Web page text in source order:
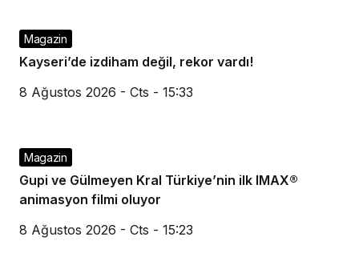
Magazin
Kayseri’de izdiham değil, rekor vardı!
8 Ağustos 2026 - Cts - 15:33
Magazin
Gupi ve Gülmeyen Kral Türkiye’nin ilk IMAX®
animasyon filmi oluyor
8 Ağustos 2026 - Cts - 15:23